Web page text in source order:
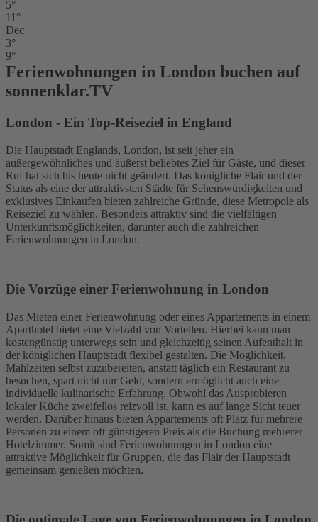
5°
11°
Dec
3°
9°
Ferienwohnungen in London buchen auf
sonnenklar.TV
London - Ein Top-Reiseziel in England
Die Hauptstadt Englands, London, ist seit jeher ein
außergewöhnliches und äußerst beliebtes Ziel für Gäste, und dieser
Ruf hat sich bis heute nicht geändert. Das königliche Flair und der
Status als eine der attraktivsten Städte für Sehenswürdigkeiten und
exklusives Einkaufen bieten zahlreiche Gründe, diese Metropole als
Reiseziel zu wählen. Besonders attraktiv sind die vielfältigen
Unterkunftsmöglichkeiten, darunter auch die zahlreichen
Ferienwohnungen in London.
Die Vorzüge einer Ferienwohnung in London
Das Mieten einer Ferienwohnung oder eines Appartements in einem
Aparthotel bietet eine Vielzahl von Vorteilen. Hierbei kann man
kostengünstig unterwegs sein und gleichzeitig seinen Aufenthalt in
der königlichen Hauptstadt flexibel gestalten. Die Möglichkeit,
Mahlzeiten selbst zuzubereiten, anstatt täglich ein Restaurant zu
besuchen, spart nicht nur Geld, sondern ermöglicht auch eine
individuelle kulinarische Erfahrung. Obwohl das Ausprobieren
lokaler Küche zweifellos reizvoll ist, kann es auf lange Sicht teuer
werden. Darüber hinaus bieten Appartements oft Platz für mehrere
Personen zu einem oft günstigeren Preis als die Buchung mehrerer
Hotelzimmer. Somit sind Ferienwohnungen in London eine
attraktive Möglichkeit für Gruppen, die das Flair der Hauptstadt
gemeinsam genießen möchten.